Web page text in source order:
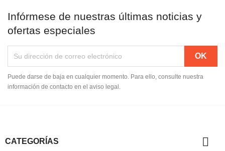
Infórmese de nuestras últimas noticias y
ofertas especiales
Puede darse de baja en cualquier momento. Para ello, consulte nuestra
información de contacto en el aviso legal.
CATEGORÍAS 